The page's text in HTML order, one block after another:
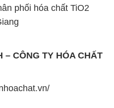
phối hóa chất TiO2
– CÔNG TY HÓA CHẤT